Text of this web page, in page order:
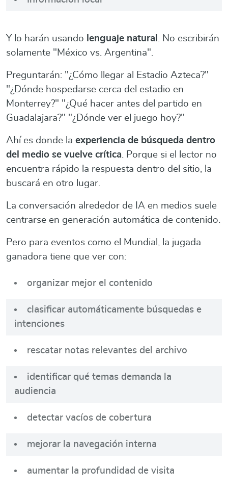
Y lo harán usando lenguaje natural
. No escribirán
solamente "México vs. Argentina".
Preguntarán: "¿Cómo llegar al Estadio Azteca?"
"¿Dónde hospedarse cerca del estadio en
Monterrey?" "¿Qué hacer antes del partido en
Guadalajara?" "¿Dónde ver el juego hoy?"
Ahí es donde la experiencia de búsqueda dentro
del medio se vuelve crítica . Porque si el lector no
encuentra rápido la respuesta dentro del sitio, la
buscará en otro lugar.
La conversación alrededor de IA en medios suele
centrarse en generación automática de contenido.
Pero para eventos como el Mundial, la jugada
ganadora tiene que ver con:
organizar mejor el contenido
clasificar automáticamente búsquedas e
intenciones
rescatar notas relevantes del archivo
identificar qué temas demanda la
audiencia
detectar vacíos de cobertura
mejorar la navegación interna
aumentar la profundidad de visita